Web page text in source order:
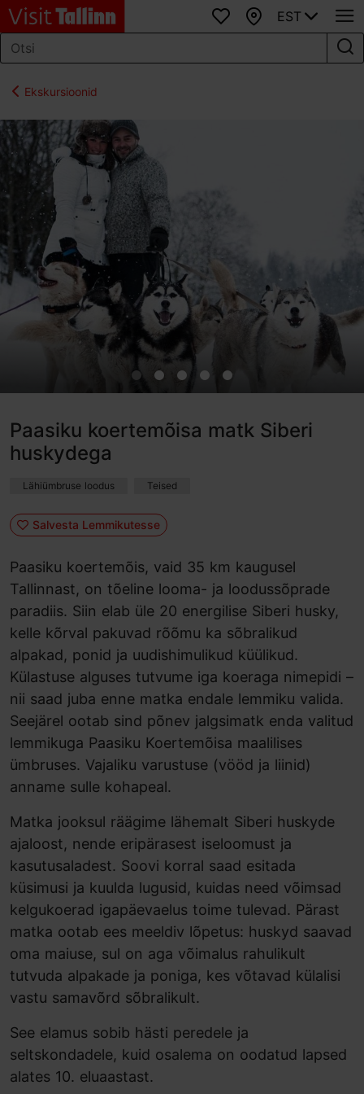
Lemmikud
Kaart
EST
Ekskursioonid
Paasiku koertemõisa matk Siberi
huskydega
Lähiümbruse loodus Teised
Salvesta Lemmikutesse
Paasiku koertemõis, vaid 35 km kaugusel
Tallinnast, on tõeline looma- ja loodussõprade
paradiis. Siin elab üle 20 energilise Siberi husky,
kelle kõrval pakuvad rõõmu ka sõbralikud
alpakad, ponid ja uudishimulikud küülikud.
Külastuse alguses tutvume iga koeraga nimepidi –
nii saad juba enne matka endale lemmiku valida.
Seejärel ootab sind põnev jalgsimatk enda valitud
lemmikuga Paasiku Koertemõisa maalilises
ümbruses. Vajaliku varustuse (vööd ja liinid)
anname sulle kohapeal.
Matka jooksul räägime lähemalt Siberi huskyde
ajaloost, nende eripärasest iseloomust ja
kasutusaladest. Soovi korral saad esitada
küsimusi ja kuulda lugusid, kuidas need võimsad
kelgukoerad igapäevaelus toime tulevad. Pärast
matka ootab ees meeldiv lõpetus: huskyd saavad
oma maiuse, sul on aga võimalus rahulikult
tutvuda alpakade ja poniga, kes võtavad külalisi
vastu samavõrd sõbralikult.
See elamus sobib hästi peredele ja
seltskondadele, kuid osalema on oodatud lapsed
alates 10. eluaastast.